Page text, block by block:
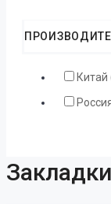
Китай